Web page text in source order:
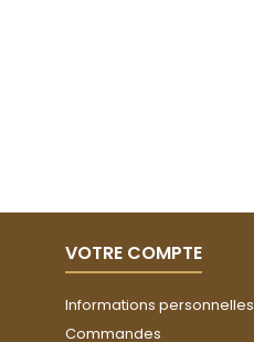
VOTRE COMPTE
Informations personnelles
Commandes